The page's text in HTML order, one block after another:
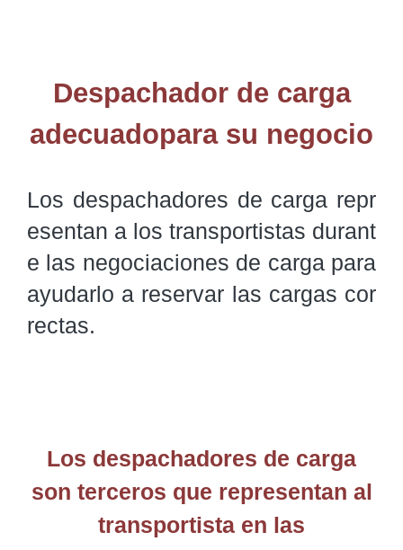
Despachador de carga
adecuadopara su negocio
Los despachadores de carga repr
esentan a los transportistas durant
e las negociaciones de carga para
ayudarlo a reservar las cargas cor
rectas.
Los despachadores de carga
son terceros que representan al
transportista en las